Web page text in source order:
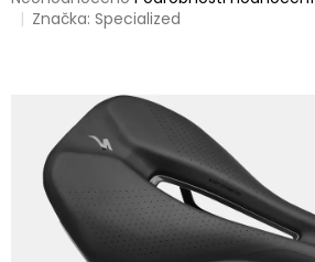
hodnocení
hvězdiček.
Značka:Specialized